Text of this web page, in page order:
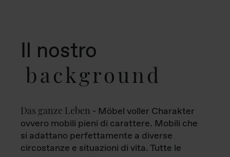
Il nostro
background
Das ganze Leben - Möbel voller Charakter
ovvero mobili pieni di carattere. Mobili che
si adattano perfettamente a diverse
circostanze e situazioni di vita. Tutte le